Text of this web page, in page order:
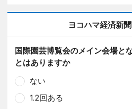
ヨコハマ経済新
国際園芸博覧会のメイン会場と
とはありますか
ない
1.2回ある